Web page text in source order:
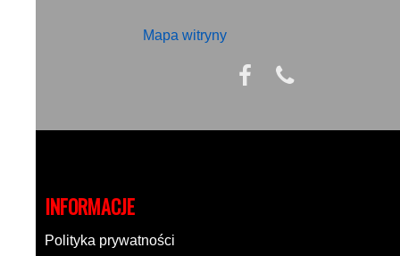
Mapa witryny
INFORMACJE
Polityka prywatności